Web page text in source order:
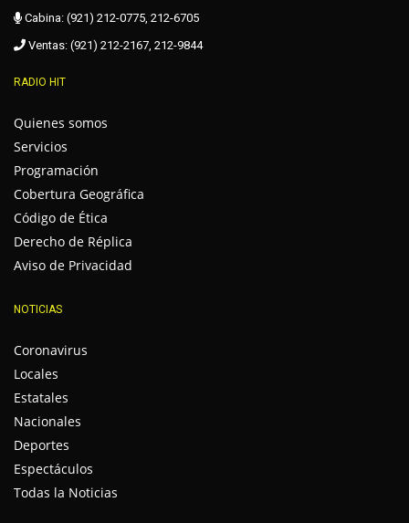
Cabina: (921) 212-0775, 212-6705
Ventas: (921) 212-2167, 212-9844
RADIO HIT
Quienes somos
Servicios
Programación
Cobertura Geográfica
Código de Ética
Derecho de Réplica
Aviso de Privacidad
NOTICIAS
Coronavirus
Locales
Estatales
Nacionales
Deportes
Espectáculos
Todas la Noticias